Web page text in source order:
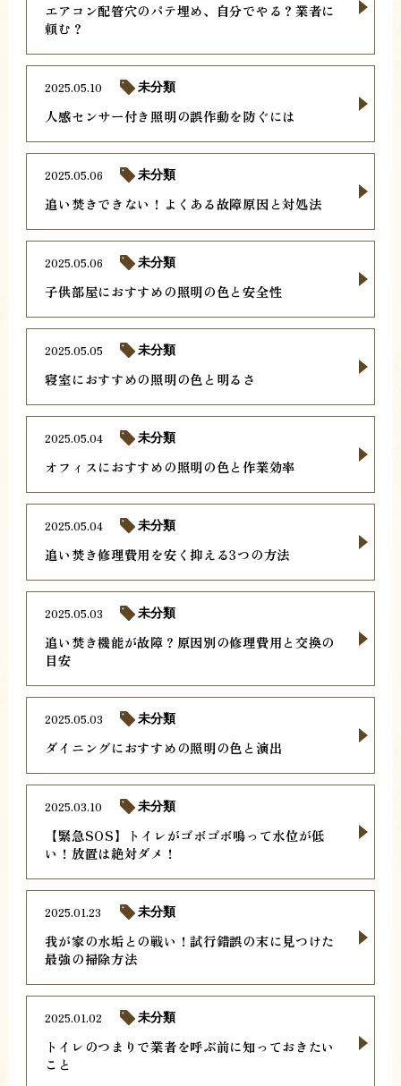
エアコン配管穴のパテ埋め、自分でやる？業者に
頼む？
人感センサー付き照明の誤作動を防ぐには
2025.05.10 未分類
追い焚きできない！よくある故障原因と対処法
2025.05.06 未分類
子供部屋におすすめの照明の色と安全性
2025.05.06 未分類
寝室におすすめの照明の色と明るさ
2025.05.05 未分類
オフィスにおすすめの照明の色と作業効率
2025.05.04 未分類
追い焚き修理費用を安く抑える3つの方法
2025.05.04 未分類
追い焚き機能が故障？原因別の修理費用と交換の
目安
2025.05.03 未分類
ダイニングにおすすめの照明の色と演出
2025.05.03 未分類
【緊急SOS】トイレがゴボゴボ鳴って水位が低
い！放置は絶対ダメ！
2025.03.10 未分類
我が家の水垢との戦い！試行錯誤の末に見つけた
最強の掃除方法
2025.01.23 未分類
トイレのつまりで業者を呼ぶ前に知っておきたい
こと
2025.01.02 未分類